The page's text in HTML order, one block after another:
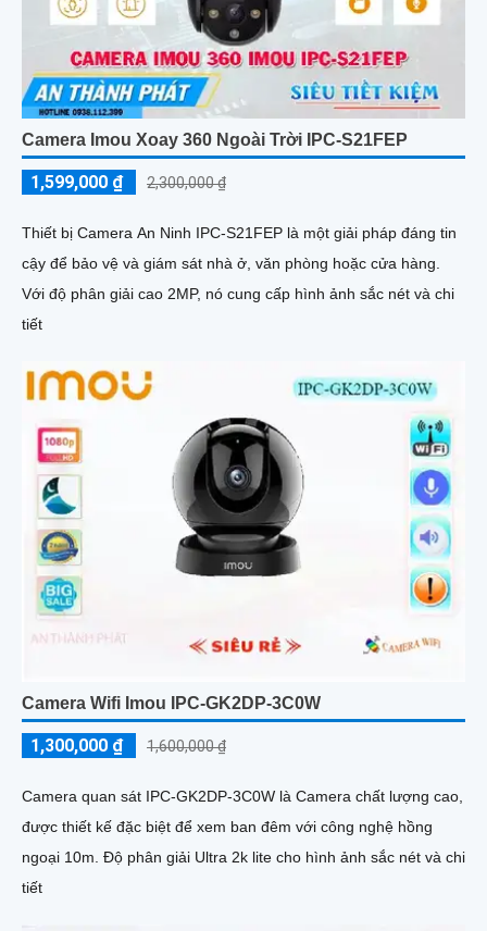
Camera Imou Xoay 360 Ngoài Trời IPC-S21FEP
1,599,000 ₫ 2,300,000 ₫
Thiết bị Camera An Ninh IPC-S21FEP là một giải pháp đáng tin
cậy để bảo vệ và giám sát nhà ở, văn phòng hoặc cửa hàng.
Với độ phân giải cao 2MP, nó cung cấp hình ảnh sắc nét và chi
tiết
Camera Wifi Imou IPC-GK2DP-3C0W
1,300,000 ₫ 1,600,000 ₫
Camera quan sát IPC-GK2DP-3C0W là Camera chất lượng cao,
được thiết kế đặc biệt để xem ban đêm với công nghệ hồng
ngoại 10m. Độ phân giải Ultra 2k lite cho hình ảnh sắc nét và chi
tiết